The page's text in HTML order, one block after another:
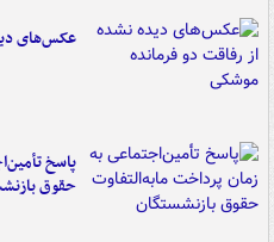
عکس‌های
پاسخ
حقوق